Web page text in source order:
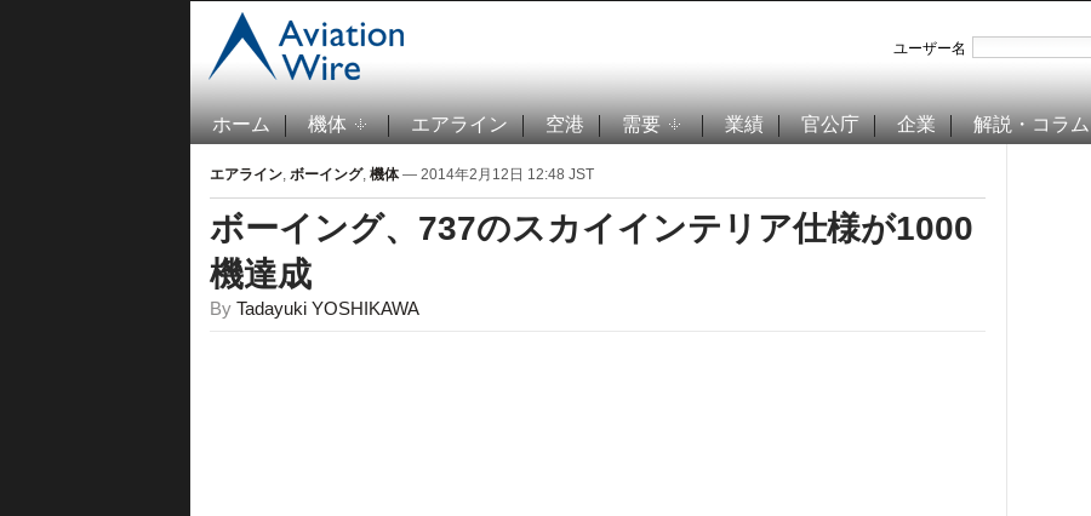
ユーザー名
ホーム 機体 エアライン 空港 需要 業績 官公庁 企業 解説・コラム
エアライン, ボーイング, 機体— 2014年2月12日 12:48 JST
ボーイング、737のスカイインテリア仕様が1000
機達成
By Tadayuki YOSHIKAWA